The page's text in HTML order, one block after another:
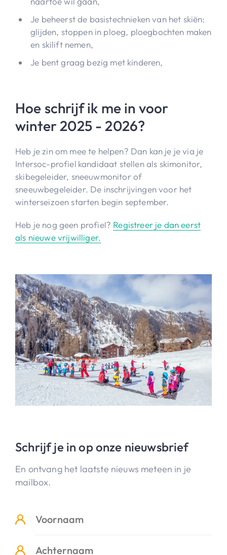
Je beheerst de basistechnieken van het skiën:
glijden, stoppen in ploeg, ploegbochten maken
en skilift nemen,
Je bent graag bezig met kinderen,
Hoe schrijf ik me in voor
winter 2025 - 2026?
Heb je zin om mee te helpen? Dan kan je je via je
Intersoc-profiel kandidaat stellen als skimonitor,
skibegeleider, sneeuwmonitor of
sneeuwbegeleider. De inschrijvingen voor het
winterseizoen starten begin september.
Heb je nog geen profiel? Registreer je dan eerst
als nieuwe vrijwilliger.
Schrijf je in op onze nieuwsbrief
En ontvang het laatste nieuws meteen in je
mailbox.